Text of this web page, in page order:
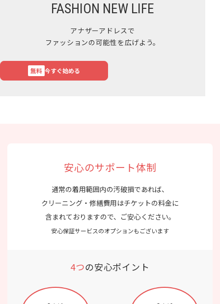
FASHION NEW LIFE
アナザーアドレスで
ファッションの可能性を広げよう。
無料 今すぐ始める
安心のサポート体制
通常の着用範囲内の汚破損であれば、
クリーニング・修繕費用はチケットの料金に
含まれておりますので、ご安心ください。
安心保証サービスのオプションもございます
4つの安心ポイント